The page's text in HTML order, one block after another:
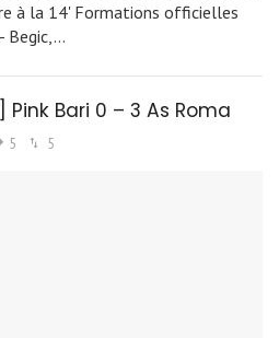
à la 14' Formations officielles
Begic,…
Pink Bari 0 – 3 As Roma
5 5